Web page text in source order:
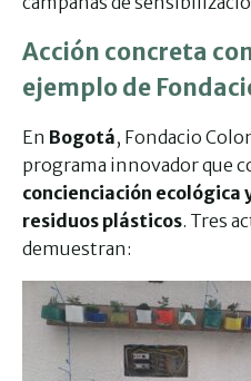
Acción concreta
ejemplo de
En Bogotá, Fondacio
programa innovador que
concienciación ecológica
residuos plásticos. Tres
demuestran: